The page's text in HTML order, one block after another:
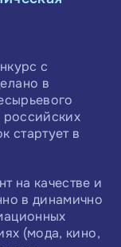
с
в
российских
стартует в
на качестве и
в динамично
(мода, кино,